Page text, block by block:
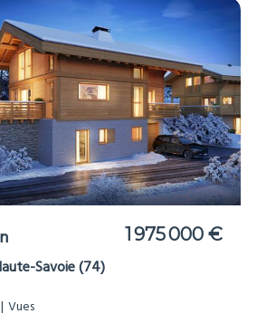
1 975 000 €
Savoie (74)
Vues